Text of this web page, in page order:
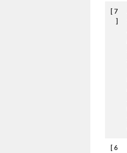
[ 7
]
[ 6